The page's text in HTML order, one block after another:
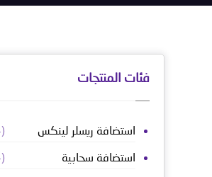
فئات المنتجات
استضافة ريسلر لينكس
(4)
استضافة سحابية
(4)